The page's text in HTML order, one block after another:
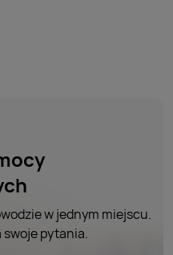
w jednym miejscu.
swoje pytania.